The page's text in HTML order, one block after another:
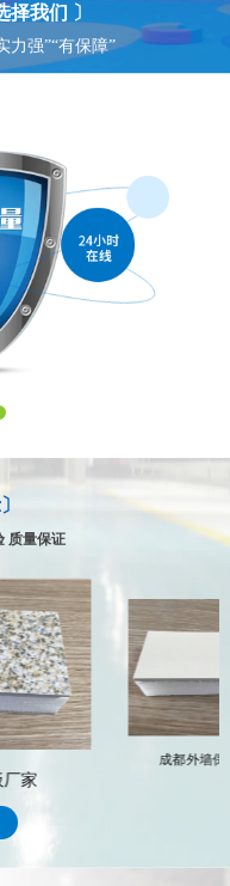
择我们 〕
力强”“有保障”
quality assurance
强，质量保障
事外墙保温一体板工程公司，凝聚
队伍和完善的施工流程；
训练，施工过程中的每一道工序
工明确，确保施工质量。
仅仅是合作
伍，具有多年行业从事经验，能及
完善的整套系统解决方案 常年
问题，我们将通过专门的部门及
服务，赢得了众多客户的信赖
质量保证
厂家
成都外墙保